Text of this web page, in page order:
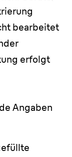
bearbeitet
erfolgt
Angaben